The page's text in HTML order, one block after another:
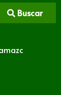
Buscar